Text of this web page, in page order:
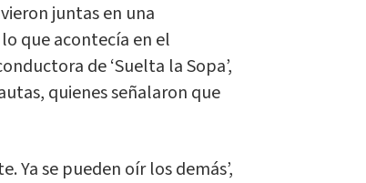
juntas en una
que acontecía en el
de ‘Suelta la Sopa’,
quienes señalaron que
Ya se pueden oír los demás’,